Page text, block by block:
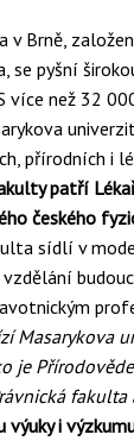
v Brně,
se pyšní
více než 32
přírodních i
patří
českého
sídlí v
Masarykova
je
fakulta
i